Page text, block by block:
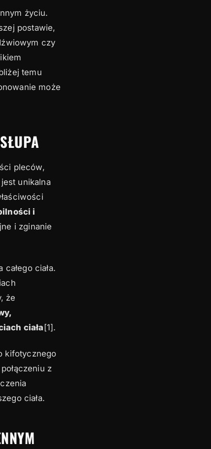
życiu.
postawie,
czy
temu
może
pleców,
unikalna
i
i zginanie
ciała.
że
ciała[1].
kifotycznego
z
ciała.